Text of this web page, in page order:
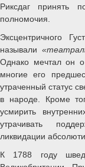
Риксдаг принять
полномочия.
Эксцентричного
называли
Однако мечтал он
многие его
утраченный статус
в народе. Кроме
усмирить
утрачивать
ликвидации
К 1788 году